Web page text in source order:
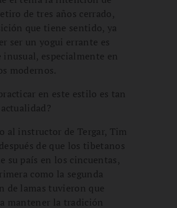
de tres años cerrado,
que tiene sentido, ya
ser un yogui errante es
especialmente en
modernos.
en este estilo es tan
al instructor de Tergar, Tim
de que los tibetanos
su país en los cincuentas,
como la segunda
de lamas tuvieron que
mantener la tradición